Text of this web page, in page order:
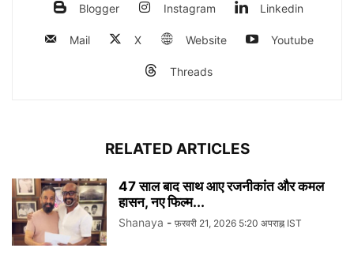
Blogger Instagram Linkedin
Mail X Website Youtube
Threads
RELATED ARTICLES
47 साल बाद साथ आए रजनीकांत और कमल
हासन, नए फिल्म...
Shanaya - फ़रवरी 21, 2026 5:20 अपराह्न IST